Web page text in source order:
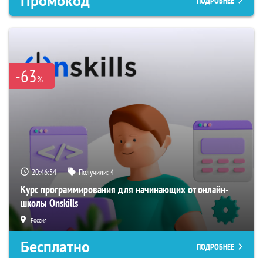
-63%
20:46:53 Получили:4
Курс программирования для начинающих от онлайн-
школы Onskills
Россия
Бесплатно ПОДРОБНЕЕ